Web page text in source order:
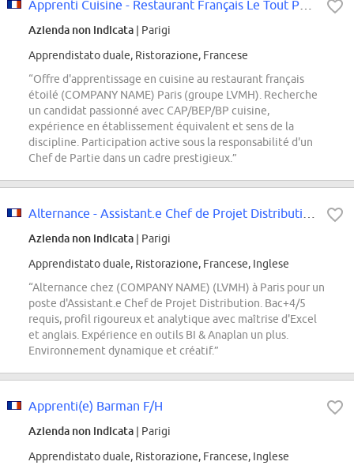
Azienda non indicata | Parigi
Apprendistato duale, Ristorazione, Francese
“Offre d'apprentissage en cuisine au restaurant français
étoilé (COMPANY NAME) Paris (groupe LVMH). Recherche
un candidat passionné avec CAP/BEP/BP cuisine,
expérience en établissement équivalent et sens de la
discipline. Participation active sous la responsabilité d'un
Chef de Partie dans un cadre prestigieux.”
Azienda non indicata | Parigi
Apprendistato duale, Ristorazione, Francese, Inglese
“Alternance chez (COMPANY NAME) (LVMH) à Paris pour un
poste d'Assistant.e Chef de Projet Distribution. Bac+4/5
requis, profil rigoureux et analytique avec maîtrise d'Excel
et anglais. Expérience en outils BI & Anaplan un plus.
Environnement dynamique et créatif.”
Apprenti(e) Barman F/H
Azienda non indicata | Parigi
Apprendistato duale, Ristorazione, Francese, Inglese